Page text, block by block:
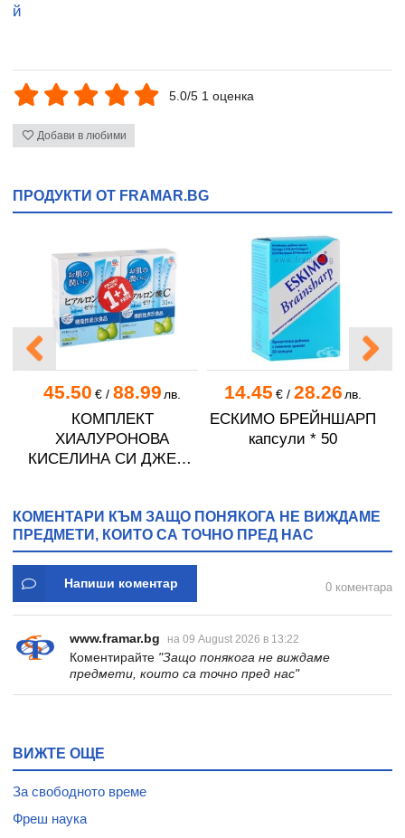
й
5.0/5 1 оценка
Добави в любими
ПРОДУКТИ ОТ FRAMAR.BG
45.50 €/ 88.99 лв.
КОМПЛЕКТ
ХИАЛУРОНОВА
КИСЕЛИНА СИ ДЖЕЛИ
14.45 €/ 28.26 лв.
ЕСКИМО БРЕЙНШАРП
капсули * 50
КОМЕНТАРИ КЪМ ЗАЩО ПОНЯКОГА НЕ ВИЖДАМЕ
ПРЕДМЕТИ, КОИТО СА ТОЧНО ПРЕД НАС
Напиши коментар 0 коментара
www.framar.bg на 09 August 2026 в 13:22
Коментирайте "Защо понякога не виждаме
предмети, които са точно пред нас"
ВИЖТЕ ОЩЕ
За свободното време
Фреш наука